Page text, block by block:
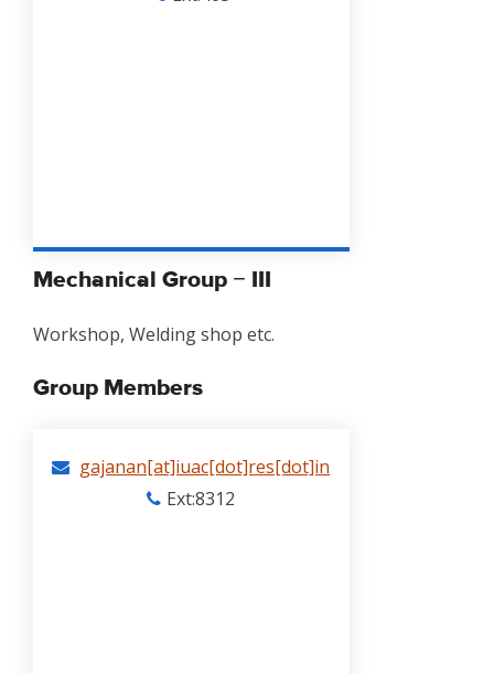
Mechanical Group − III
Workshop, Welding shop etc.
Group Members
gajanan[at]iuac[dot]res[dot]in
Ext:8312